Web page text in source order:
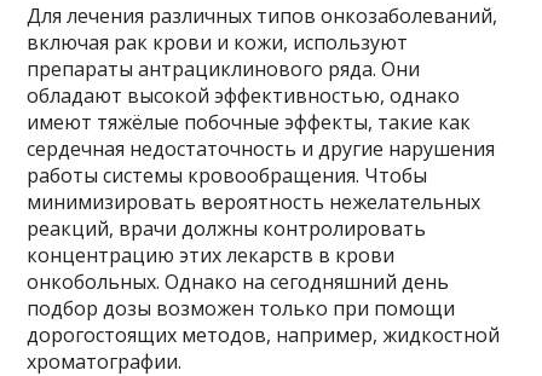
Для лечения различных типов онкозаболеваний,
включая рак крови и кожи, используют
препараты антрациклинового ряда. Они
обладают высокой эффективностью, однако
имеют тяжёлые побочные эффекты, такие как
сердечная недостаточность и другие нарушения
работы системы кровообращения. Чтобы
минимизировать вероятность нежелательных
реакций, врачи должны контролировать
концентрацию этих лекарств в крови
онкобольных. Однако на сегодняшний день
подбор дозы возможен только при помощи
дорогостоящих методов, например, жидкостной
хроматографии.